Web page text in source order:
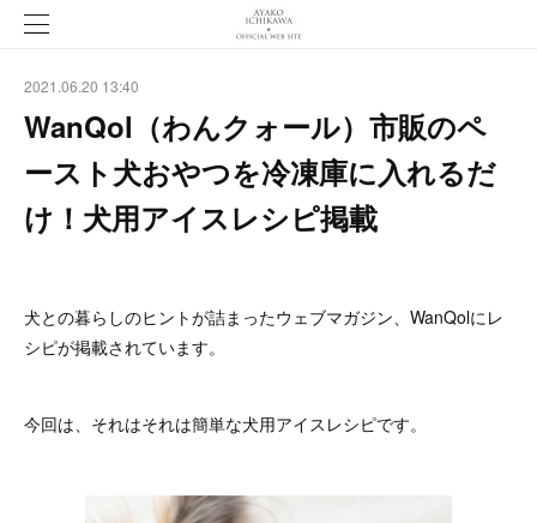
2021.06.20 13:40
WanQol（わんクォール）市販のペ
ースト犬おやつを冷凍庫に入れるだ
け！犬用アイスレシピ掲載
犬との暮らしのヒントが詰まったウェブマガジン、WanQolにレ
シピが掲載されています。
今回は、それはそれは簡単な犬用アイスレシピです。